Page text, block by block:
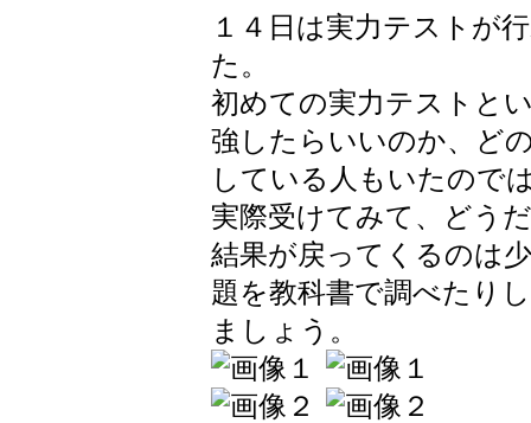
１４日は実力テストが
た。
初めての実力テストと
強したらいいのか、ど
している人もいたので
実際受けてみて、どう
結果が戻ってくるのは
題を教科書で調べたり
ましょう。